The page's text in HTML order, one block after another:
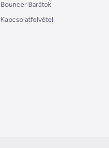
Bouncer Barátok
Kapcsolatfelvétel